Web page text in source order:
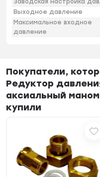
Выходное давление
Максимальное входное
давление
Покупатели,
Редуктор
аксиальный
купили